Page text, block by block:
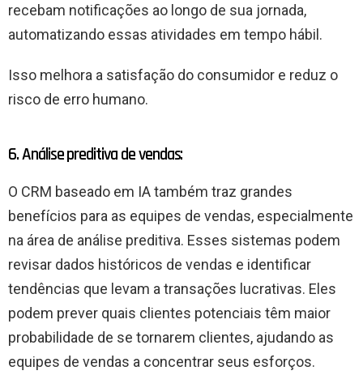
recebam notificações ao longo de sua jornada,
automatizando essas atividades em tempo hábil.
Isso melhora a satisfação do consumidor e reduz o
risco de erro humano.
6. Análise preditiva de vendas:
O CRM baseado em IA também traz grandes
benefícios para as equipes de vendas, especialmente
na área de análise preditiva. Esses sistemas podem
revisar dados históricos de vendas e identificar
tendências que levam a transações lucrativas. Eles
podem prever quais clientes potenciais têm maior
probabilidade de se tornarem clientes, ajudando as
equipes de vendas a concentrar seus esforços.